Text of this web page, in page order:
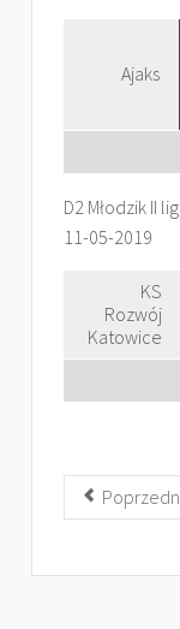
Ajaks
D2 Młodzik II
11-05-2019
KS
Rozwój
Katowice